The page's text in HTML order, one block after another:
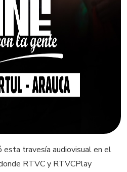
esta travesía audiovisual en el
RTVC y RTVCPlay